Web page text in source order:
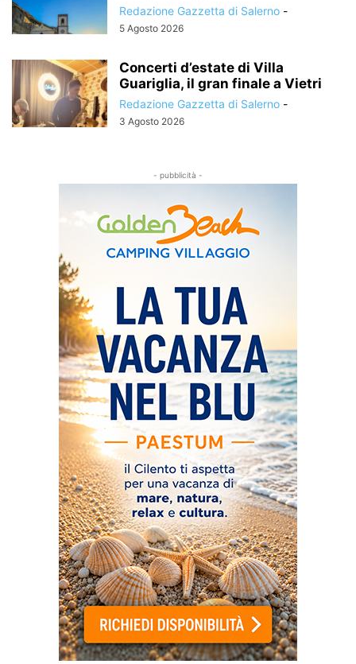
Redazione Gazzetta di Salerno -
5 Agosto 2026
Concerti d’estate di Villa
Guariglia, il gran finale a Vietri
Redazione Gazzetta di Salerno -
3 Agosto 2026
- pubblicità -